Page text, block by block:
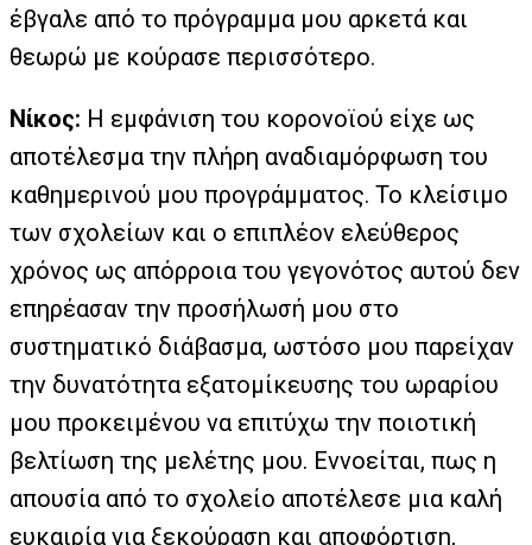
έβγαλε από το πρόγραμμα μου αρκετά και
θεωρώ με κούρασε περισσότερο.
Νίκος: Η εμφάνιση του κορονοϊού είχε ως
αποτέλεσμα την πλήρη αναδιαμόρφωση του
καθημερινού μου προγράμματος. Το κλείσιμο
των σχολείων και ο επιπλέον ελεύθερος
χρόνος ως απόρροια του γεγονότος αυτού δεν
επηρέασαν την προσήλωσή μου στο
συστηματικό διάβασμα, ωστόσο μου παρείχαν
την δυνατότητα εξατομίκευσης του ωραρίου
μου προκειμένου να επιτύχω την ποιοτική
βελτίωση της μελέτης μου. Εννοείται, πως η
απουσία από το σχολείο αποτέλεσε μια καλή
ευκαιρία για ξεκούραση και αποφόρτιση,